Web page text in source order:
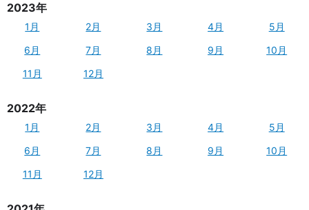
2023年
1月 2月 3月 4月
5月
6月
7月 8月 9月
10月
11月
12月
2022年
1月 2月 3月 4月
5月
6月
7月 8月 9月
10月
11月
12月